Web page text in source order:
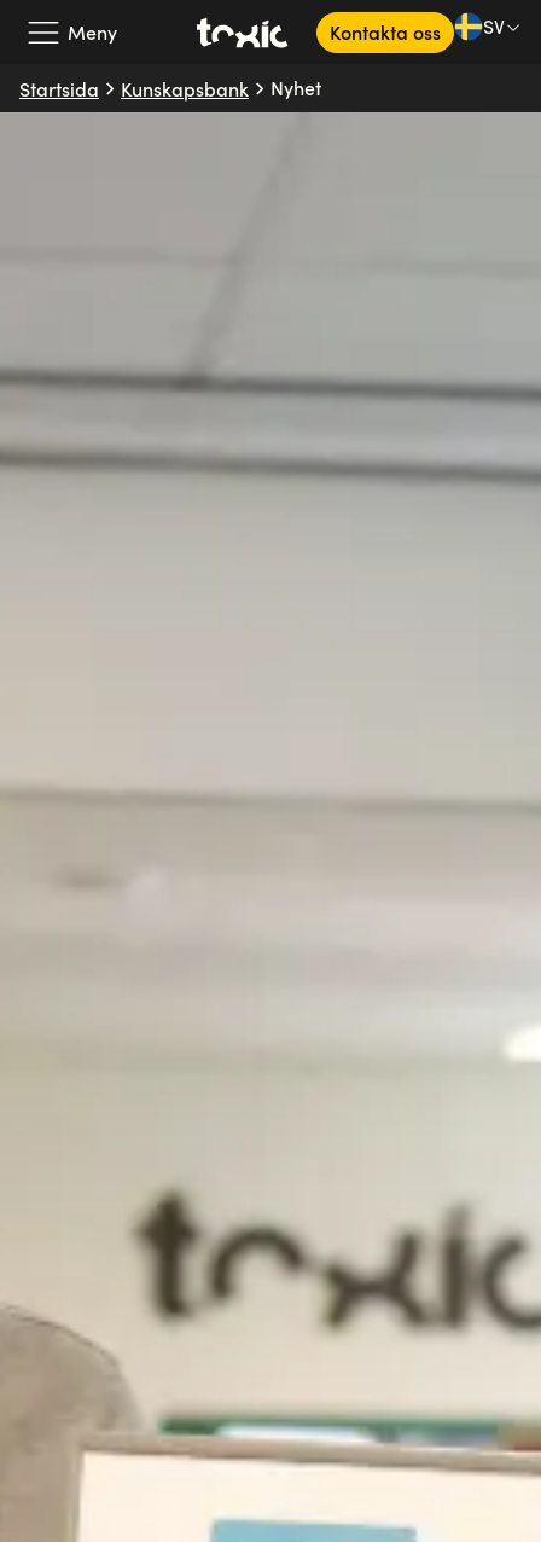
Vårt erbjudande
SV
Meny Kontakta oss SV
Startsida Kunskapsbank Nyhet